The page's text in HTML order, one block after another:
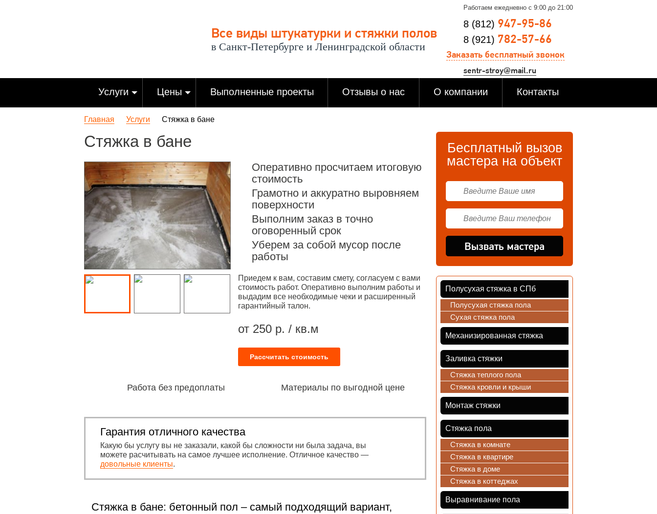
Все виды штукатурки и стяжки полов
в Санкт-Петербурге и Ленинградской области
Работаем ежедневно с 9:00 до 21:00
8 (812) 947-95-86
8 (921) 782-57-66
Заказать бесплатный звонок
sentr-stroy@mail.ru
Услуги Цены Выполненные проекты Отзывы о нас О компании Контакты
Главная Услуги Стяжка в бане
Стяжка в бане
Оперативно просчитаем итоговую
стоимость
Грамотно и аккуратно выровняем
поверхности
Выполним заказ в точно
оговоренный срок
Уберем за собой мусор после
работы
Приедем к вам, составим смету, согласуем с вами
стоимость работ. Оперативно выполним работы и
выдадим все необходимые чеки и расширенный
гарантийный талон.
от 250 р. / кв.м
Рассчитать стоимость
Работа без предоплаты Материалы по выгодной цене
Гарантия отличного качества
Какую бы услугу вы не заказали, какой бы сложности ни была задача, вы
можете расчитывать на самое лучшее исполнение. Отличное качество —
довольные клиенты.
Стяжка в бане: бетонный пол – самый подходящий вариант,
Бесплатный вызов
мастера на объект
Полусухая стяжка в СПб
Полусухая стяжка пола
Сухая стяжка пола
Механизированная стяжка
Заливка стяжки
Стяжка теплого пола
Стяжка кровли и крыши
Монтаж стяжки
Стяжка пола
Стяжка в комнате
Стяжка в квартире
Стяжка в доме
Стяжка в коттеджах
Выравнивание пола